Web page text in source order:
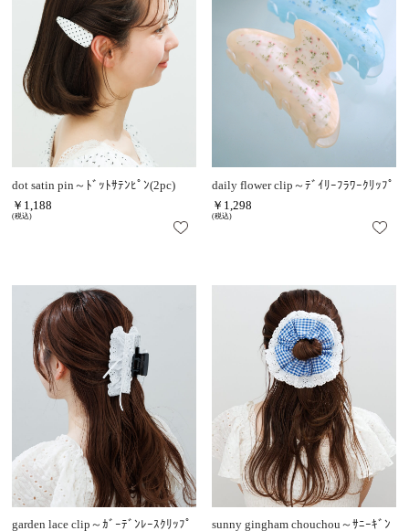
dot satin pin～ﾄﾞｯﾄｻﾃﾝﾋﾟﾝ(2pc)
￥1,188
(税込)
daily flower clip～ﾃﾞｲﾘｰﾌﾗﾜｰｸﾘｯﾌﾟ
￥1,298
(税込)
garden lace clip～ｶﾞｰﾃﾞﾝﾚｰｽｸﾘｯﾌﾟ sunny gingham chouchou～ｻﾆｰｷﾞﾝ